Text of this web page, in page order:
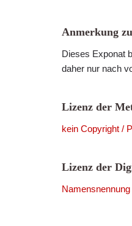
Anmerkung
Dieses Exponat
daher nur nach
Lizenz der
kein Copyright /
Lizenz der